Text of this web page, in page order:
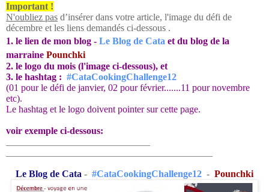
Important !
N'oubliez pas d’insérer dans votre article, l'image du défi de
décembre et les liens demandés ci-dessous .
1. le lien de mon blog - Le Blog de Cata et du blog de la
marraine Pounchki
2. le logo du mois (l'image ci-dessous), et
3. le hashtag : #CataCookingChallenge12
(01 pour le défi de janvier, 02 pour février.......11 pour novembre
etc).
Le hashtag et le logo doivent pointer sur cette page.
voir exemple ci-dessous:
Le Blog de Cata - #CataCookingChallenge12 - Pounchki